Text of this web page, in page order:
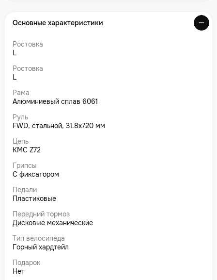
Основные характеристики
Ростовка
L
Ростовка
L
Рама
Алюминиевый сплав 6061
Руль
FWD, стальной, 31.8х720 мм
Цепь
KMC Z72
Грипсы
С фиксатором
Педали
Пластиковые
Передний тормоз
Дисковые механические
Тип велосипеда
Горный хардтейл
Подарок
Нет